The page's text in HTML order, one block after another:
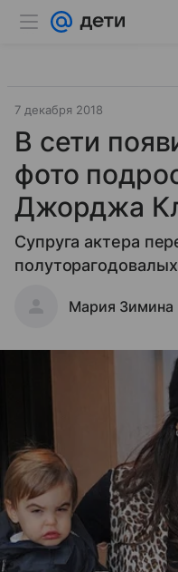
7 декабря 2018
В сети
фото
Джорджа
Супруга актера
Мария Зимина